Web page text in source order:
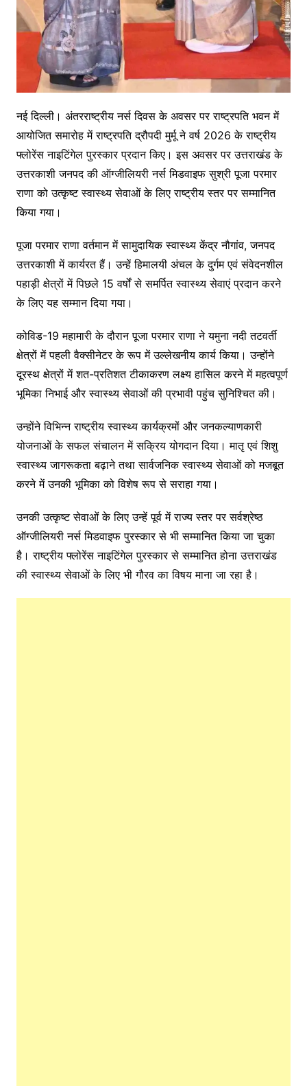
नई दिल्ली। अंतरराष्ट्रीय नर्स दिवस के अवसर पर राष्ट्रपति भवन में
आयोजित समारोह में राष्ट्रपति द्रौपदी मुर्मू ने वर्ष 2026 के राष्ट्रीय
फ्लोरेंस नाइटिंगेल पुरस्कार प्रदान किए। इस अवसर पर उत्तराखंड के
उत्तरकाशी जनपद की ऑग्जीलियरी नर्स मिडवाइफ सुश्री पूजा परमार
राणा को उत्कृष्ट स्वास्थ्य सेवाओं के लिए राष्ट्रीय स्तर पर सम्मानित
किया गया।
पूजा परमार राणा वर्तमान में सामुदायिक स्वास्थ्य केंद्र नौगांव, जनपद
उत्तरकाशी में कार्यरत हैं। उन्हें हिमालयी अंचल के दुर्गम एवं संवेदनशील
पहाड़ी क्षेत्रों में पिछले 15 वर्षों से समर्पित स्वास्थ्य सेवाएं प्रदान करने
के लिए यह सम्मान दिया गया।
कोविड-19 महामारी के दौरान पूजा परमार राणा ने यमुना नदी तटवर्ती
क्षेत्रों में पहली वैक्सीनेटर के रूप में उल्लेखनीय कार्य किया। उन्होंने
दूरस्थ क्षेत्रों में शत-प्रतिशत टीकाकरण लक्ष्य हासिल करने में महत्वपूर्ण
भूमिका निभाई और स्वास्थ्य सेवाओं की प्रभावी पहुंच सुनिश्चित की।
उन्होंने विभिन्न राष्ट्रीय स्वास्थ्य कार्यक्रमों और जनकल्याणकारी
योजनाओं के सफल संचालन में सक्रिय योगदान दिया। मातृ एवं शिशु
स्वास्थ्य जागरूकता बढ़ाने तथा सार्वजनिक स्वास्थ्य सेवाओं को मजबूत
करने में उनकी भूमिका को विशेष रूप से सराहा गया।
उनकी उत्कृष्ट सेवाओं के लिए उन्हें पूर्व में राज्य स्तर पर सर्वश्रेष्ठ
ऑग्जीलियरी नर्स मिडवाइफ पुरस्कार से भी सम्मानित किया जा चुका
है। राष्ट्रीय फ्लोरेंस नाइटिंगेल पुरस्कार से सम्मानित होना उत्तराखंड
की स्वास्थ्य सेवाओं के लिए भी गौरव का विषय माना जा रहा है।